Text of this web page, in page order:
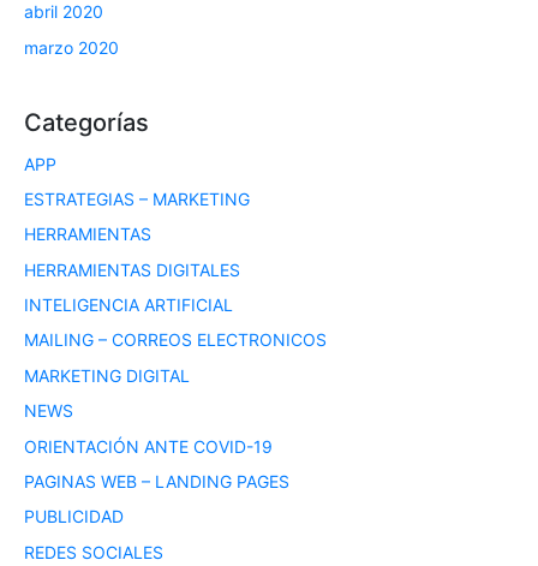
abril 2020
marzo 2020
Categorías
APP
ESTRATEGIAS – MARKETING
HERRAMIENTAS
HERRAMIENTAS DIGITALES
INTELIGENCIA ARTIFICIAL
MAILING – CORREOS ELECTRONICOS
MARKETING DIGITAL
NEWS
ORIENTACIÓN ANTE COVID-19
PAGINAS WEB – LANDING PAGES
PUBLICIDAD
REDES SOCIALES